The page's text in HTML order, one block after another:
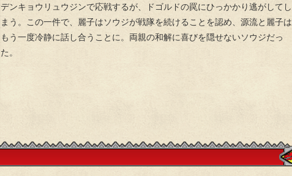
デンキョウリュウジンで応戦するが、ドゴルドの罠にひっかかり逃がしてし
まう。この一件で、麗子はソウジが戦隊を続けることを認め、源流と麗子は
もう一度冷静に話し合うことに。両親の和解に喜びを隠せないソウジだっ
た。